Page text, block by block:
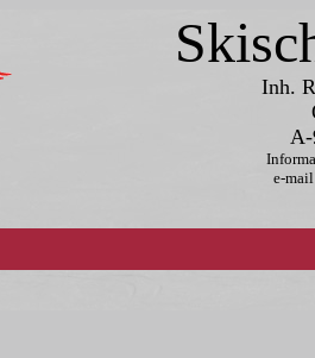
Inh.
A-
e-